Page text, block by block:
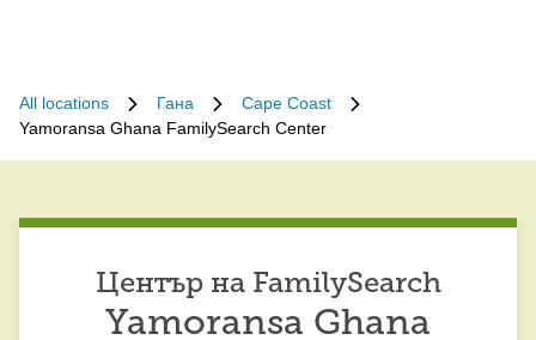
All locations Гана
Cape Coast
Yamoransa Ghana FamilySearch Center
Център на FamilySearch
Yamoransa Ghana